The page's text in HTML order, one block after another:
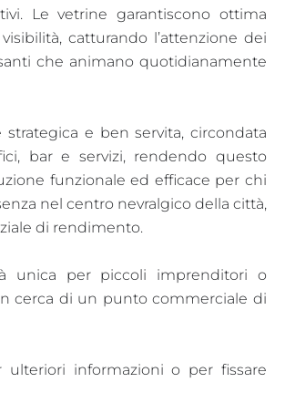
Le vetrine garantiscono ottima
catturando l’attenzione dei
che animano quotidianamente
strategica e ben servita, circondata
bar e servizi, rendendo questo
funzionale ed efficace per chi
nel centro nevralgico della città,
di rendimento.
unica per piccoli imprenditori o
cerca di un punto commerciale di
ulteriori informazioni o per fissare